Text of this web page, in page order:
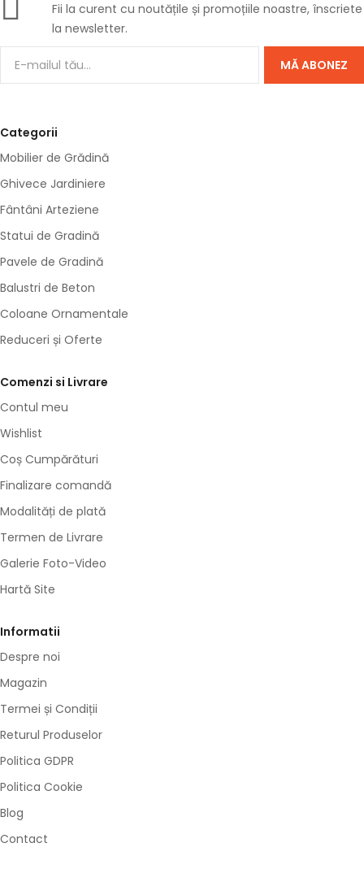
Fii la curent cu noutățile și promoțiile noastre, înscriete
la newsletter.
MĂ ABONEZ
Categorii
Mobilier de Grădină
Ghivece Jardiniere
Fântâni Arteziene
Statui de Gradină
Pavele de Gradină
Balustri de Beton
Coloane Ornamentale
Reduceri și Oferte
Comenzi si Livrare
Contul meu
Wishlist
Coș Cumpărături
Finalizare comandă
Modalități de plată
Termen de Livrare
Galerie Foto-Video
Hartă Site
Informatii
Despre noi
Magazin
Termei și Condiții
Returul Produselor
Politica GDPR
Politica Cookie
Blog
Contact